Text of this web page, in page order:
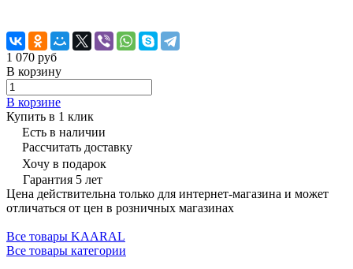
1 070 руб
В корзину
В корзине
Купить в 1 клик
Есть в наличии
Рассчитать доставку
Хочу в подарок
Гарантия 5 лет
Цена действительна только для интернет-магазина и может
отличаться от цен в розничных магазинах
Все товары KAARAL
Все товары категории